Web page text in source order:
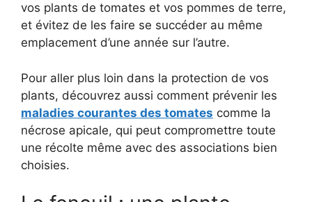
vos plants de tomates et vos pommes de terre,
et évitez de les faire se succéder au même
emplacement d’une année sur l’autre.
Pour aller plus loin dans la protection de vos
plants, découvrez aussi comment prévenir les
maladies courantes des tomates comme la
nécrose apicale, qui peut compromettre toute
une récolte même avec des associations bien
choisies.